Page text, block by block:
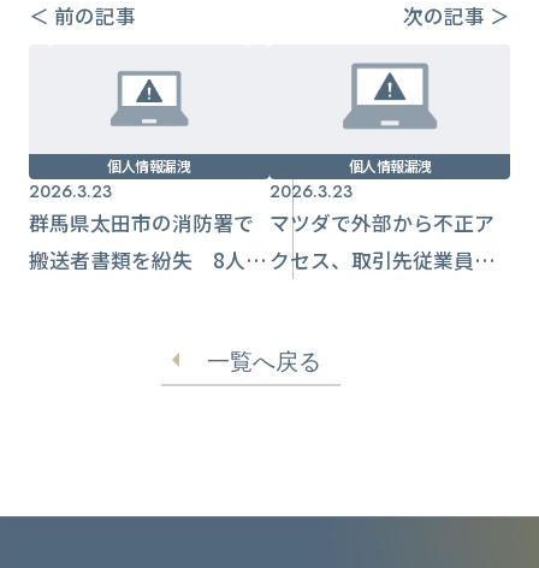
＜ 前の記事 次の記事 ＞
個人情報漏洩
2026.3.23
群馬県太田市の消防署で
搬送者書類を紛失 8人
個人情報漏洩
2026.3.23
マツダで外部から不正ア
クセス、取引先従業員の
一覧へ戻る